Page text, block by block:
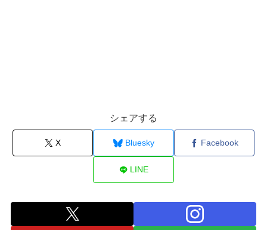
シェアする
X Bluesky Facebook
LINE